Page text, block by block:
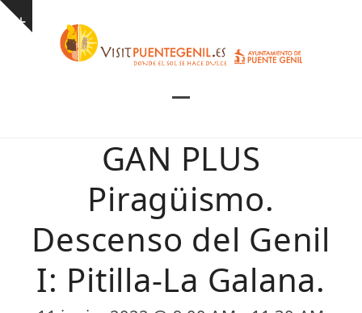
Skip
Show
mobile
menu
mobile
menu
GAN PLUS
Piragüismo.
Descenso del Genil
I: Pitilla-La Galana.